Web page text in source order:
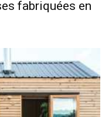
fabriquées en